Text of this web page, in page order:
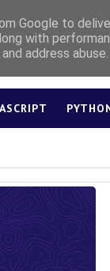
Google to
with
address abuse.